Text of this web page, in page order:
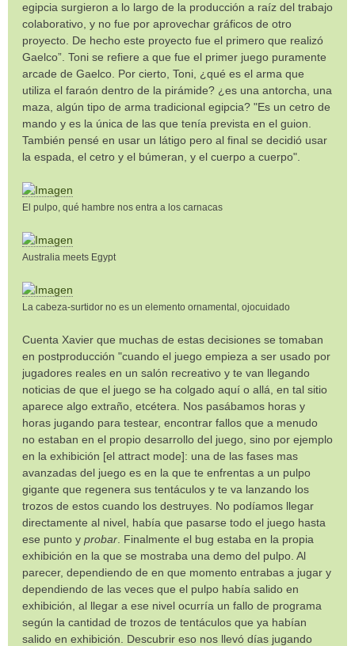
egipcia surgieron a lo largo de la producción a raíz del trabajo
colaborativo, y no fue por aprovechar gráficos de otro
proyecto. De hecho este proyecto fue el primero que realizó
Gaelco”. Toni se refiere a que fue el primer juego puramente
arcade de Gaelco. Por cierto, Toni, ¿qué es el arma que
utiliza el faraón dentro de la pirámide? ¿es una antorcha, una
maza, algún tipo de arma tradicional egipcia? "Es un cetro de
mando y es la única de las que tenía prevista en el guion.
También pensé en usar un látigo pero al final se decidió usar
la espada, el cetro y el búmeran, y el cuerpo a cuerpo".
El pulpo, qué hambre nos entra a los carnacas
Australia meets Egypt
La cabeza-surtidor no es un elemento ornamental, ojocuidado
Cuenta Xavier que muchas de estas decisiones se tomaban
en postproducción "cuando el juego empieza a ser usado por
jugadores reales en un salón recreativo y te van llegando
noticias de que el juego se ha colgado aquí o allá, en tal sitio
aparece algo extraño, etcétera. Nos pasábamos horas y
horas jugando para testear, encontrar fallos que a menudo
no estaban en el propio desarrollo del juego, sino por ejemplo
en la exhibición [el attract mode]: una de las fases mas
avanzadas del juego es en la que te enfrentas a un pulpo
gigante que regenera sus tentáculos y te va lanzando los
trozos de estos cuando los destruyes. No podíamos llegar
directamente al nivel, había que pasarse todo el juego hasta
ese punto y probar . Finalmente el bug estaba en la propia
exhibición en la que se mostraba una demo del pulpo. Al
parecer, dependiendo de en que momento entrabas a jugar y
dependiendo de las veces que el pulpo había salido en
exhibición, al llegar a ese nivel ocurría un fallo de programa
según la cantidad de trozos de tentáculos que ya habían
salido en exhibición. Descubrir eso nos llevó días jugando